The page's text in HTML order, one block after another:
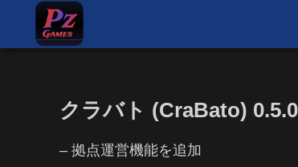
クラバト (CraBato)
– 拠点運営機能を追加